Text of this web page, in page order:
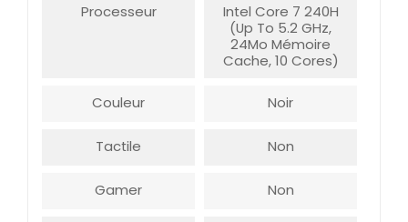
Processeur
Intel Core 7 240H
(up To 5.2 GHz,
24Mo Mémoire
Cache, 10 Cores)
Couleur Noir
Tactile Non
Gamer Non